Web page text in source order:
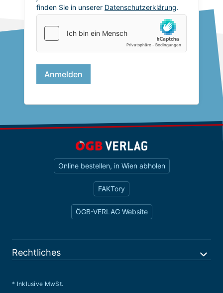
Online bestellen, in Wien abholen
FAKTory
ÖGB-VERLAG Website
Rechtliches
* Inklusive MwSt.